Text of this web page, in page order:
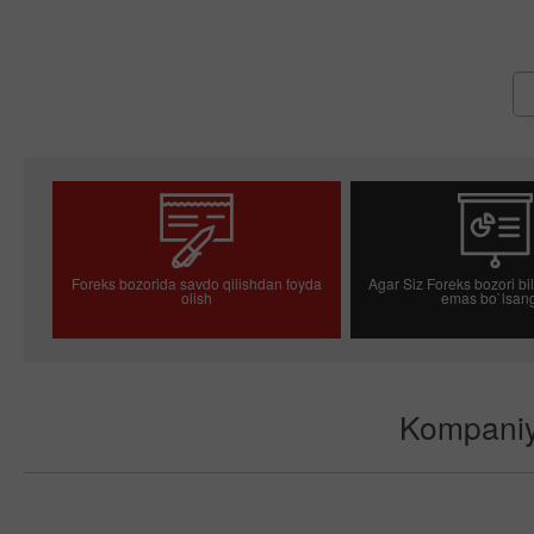
Foreks bozorida savdo qilishdan foyda
olish
Agar Siz Foreks bozori
emas